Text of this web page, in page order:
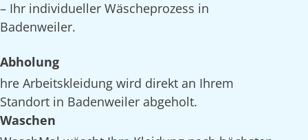
– Ihr individueller Wäscheprozess in
Badenweiler.
Abholung
hre Arbeitskleidung wird direkt an Ihrem
Standort in Badenweiler abgeholt.
Waschen